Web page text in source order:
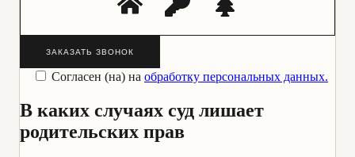
ЗАКАЗАТЬ ЗВОНОК
Согласен (на) на обработку персональных данных.
В каких случаях суд лишает
родительских прав